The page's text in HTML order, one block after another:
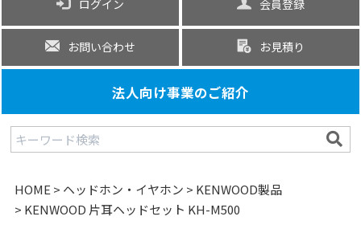
ログイン 会員登録
お問い合わせ お見積り
法人向け事業のご紹介
HOME ヘッドホン・イヤホン
KENWOOD製品
KENWOOD 片耳ヘッドセット KH-M500